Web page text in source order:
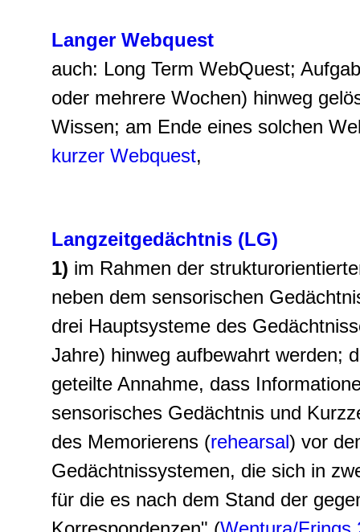
Langer Webquest
auch: Long Term WebQuest;
oder mehrere Wochen) hinweg
Wissen; am Ende eines solchen
kurzer Webquest,
Langzeitgedächtnis (LG)
1) im Rahmen der
neben dem sensorischen
drei Hauptsysteme des
Jahre) hinweg aufbewahrt werden;
geteilte Annahme, dass
sensorisches Gedächtnis und
des Memorierens (rehearsal) vor
Gedächtnissystemen, die sich in
für die es nach dem Stand der